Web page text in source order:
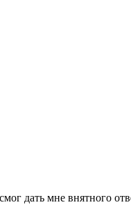
дать мне внятного